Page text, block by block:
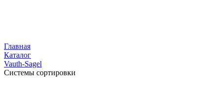
Главная
Каталог
Vauth-Sagel
Системы сортировки